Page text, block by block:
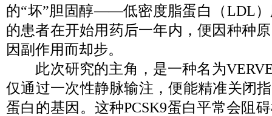
的“坏”胆固醇——低密度脂蛋白（LDL
的患者在开始用药后一年内，便因种种
因副作用而却步。
此次研究的主角，是一种名为
仅通过一次性静脉输注，便能精准关闭
蛋白的基因。这种PCSK9蛋白平常会阻